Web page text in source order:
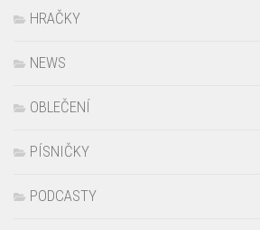
HRAČKY
NEWS
OBLEČENÍ
PÍSNIČKY
PODCASTY